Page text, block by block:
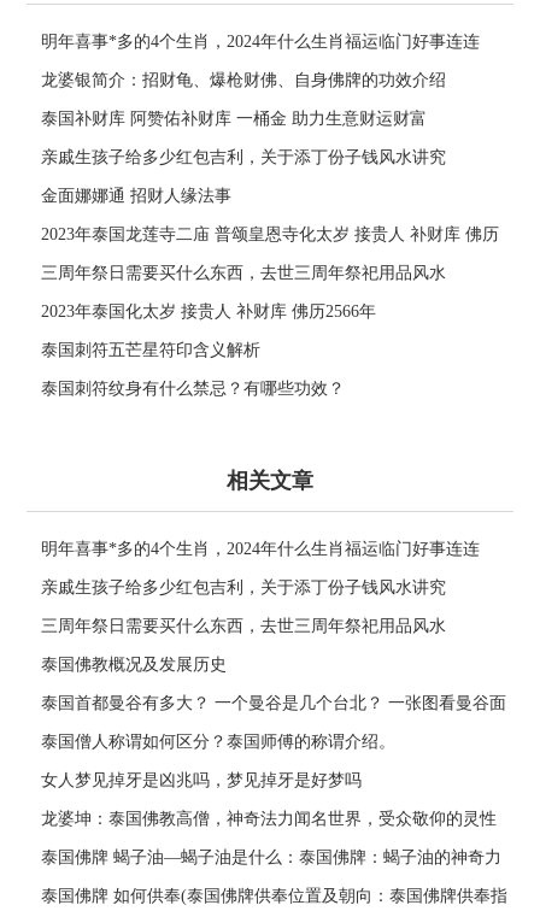
明年喜事*多的4个生肖，2024年什么生肖福运临门好事连连
龙婆银简介：招财龟、爆枪财佛、自身佛牌的功效介绍
泰国补财库 阿赞佑补财库 一桶金 助力生意财运财富
亲戚生孩子给多少红包吉利，关于添丁份子钱风水讲究
金面娜娜通 招财人缘法事
2023年泰国龙莲寺二庙 普颂皇恩寺化太岁 接贵人 补财库 佛历
2566年
三周年祭日需要买什么东西，去世三周年祭祀用品风水
2023年泰国化太岁 接贵人 补财库 佛历2566年
泰国刺符五芒星符印含义解析
泰国刺符纹身有什么禁忌？有哪些功效？
相关文章
明年喜事*多的4个生肖，2024年什么生肖福运临门好事连连
亲戚生孩子给多少红包吉利，关于添丁份子钱风水讲究
三周年祭日需要买什么东西，去世三周年祭祀用品风水
泰国佛教概况及发展历史
泰国首都曼谷有多大？ 一个曼谷是几个台北？ 一张图看曼谷面
积与各大城市比较
泰国僧人称谓如何区分？泰国师傅的称谓介绍。
女人梦见掉牙是凶兆吗，梦见掉牙是好梦吗
龙婆坤：泰国佛教高僧，神奇法力闻名世界，受众敬仰的灵性
导师
泰国佛牌 蝎子油—蝎子油是什么：泰国佛牌：蝎子油的神奇力
量
泰国佛牌 如何供奉(泰国佛牌供奉位置及朝向：泰国佛牌供奉指